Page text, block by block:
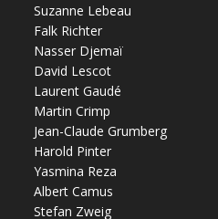
Suzanne Lebeau
Falk Richter
Nasser Djemaï
David Lescot
Laurent Gaudé
Martin Crimp
Jean-Claude Grumberg
Harold Pinter
Yasmina Reza
Albert Camus
Stefan Zweig